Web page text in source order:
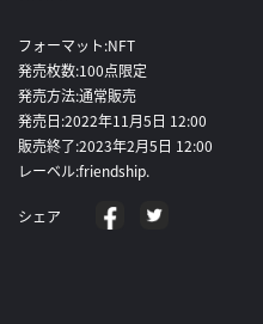
フォーマット:NFT
発売枚数:100点限定
発売方法:通常販売
発売日:2022年11月5日 12:00
販売終了:2023年2月5日 12:00
レーベル:friendship.
シェア